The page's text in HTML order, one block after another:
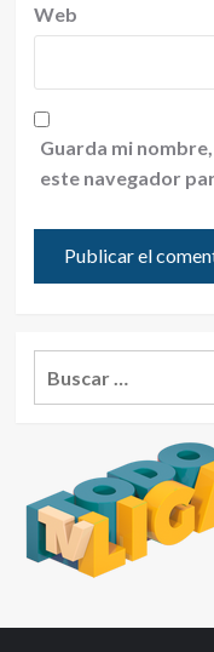
Web
Guarda mi
este navegador